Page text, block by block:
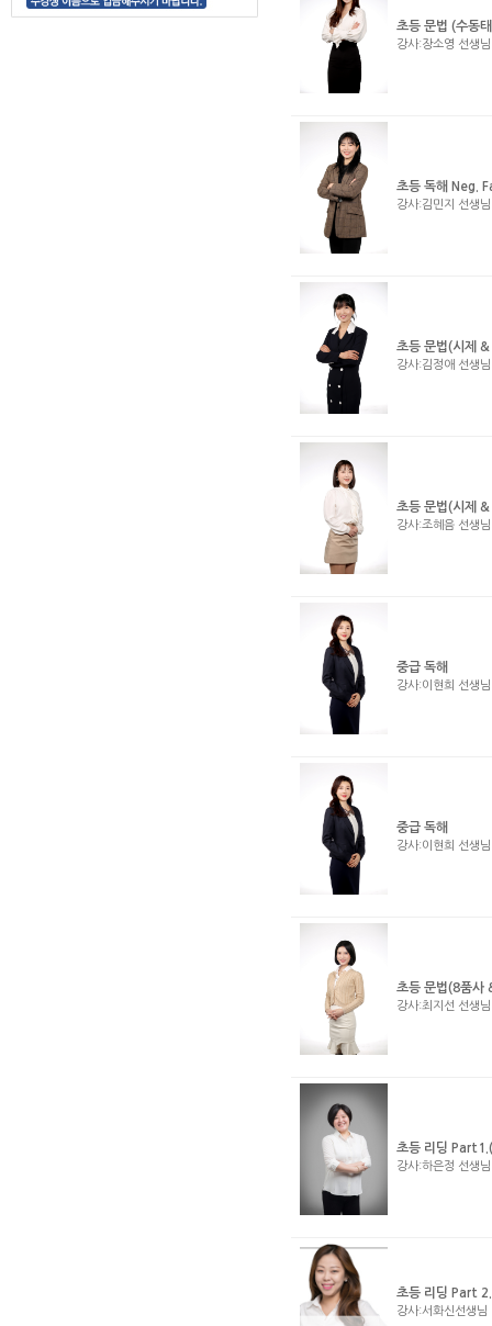
초등 문법 (수동
강사:장소영 선생
초등 독해 Neg.
강사:김민지 선생
초등 문법(시제
강사:김정애 선생
초등 문법(시제
강사:조혜음 선생
중급 독해
강사:이현희 선생
중급 독해
강사:이현희 선생
초등 문법(8품사
강사:최지선 선생
초등 리딩
강사:하은정 선생
초등 리딩 Part
강사:서화신선생